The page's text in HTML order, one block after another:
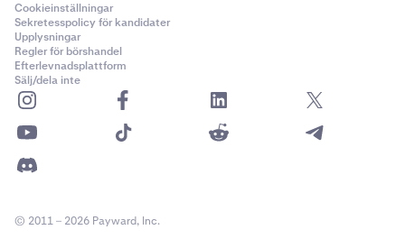
Cookieinställningar
Sekretesspolicy för kandidater
Upplysningar
Regler för börshandel
Efterlevnadsplattform
Sälj/dela inte
© 2011 – 2026 Payward, Inc.